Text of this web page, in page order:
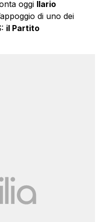
oggi Ilario
di uno dei
il Partito